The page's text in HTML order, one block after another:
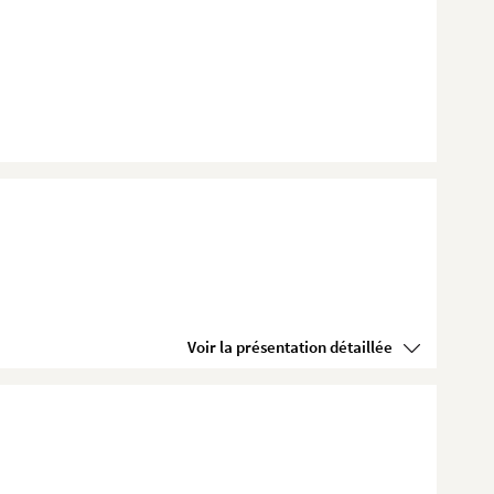
Voir la présentation détaillée